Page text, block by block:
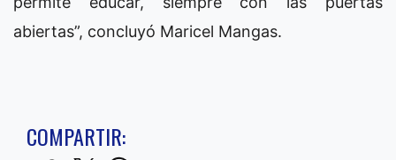
abiertas”, concluyó Maricel Mangas.
COMPARTIR: